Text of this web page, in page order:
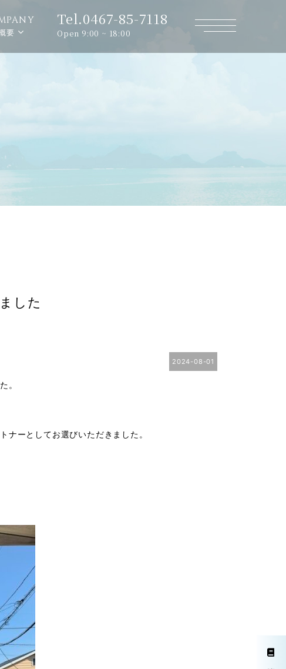
要
Tel.0467-85-7118
Open 9:00 ~ 18:00
した
2024-08-01
。
ナーとしてお選びいただきました。
簡単資料請求